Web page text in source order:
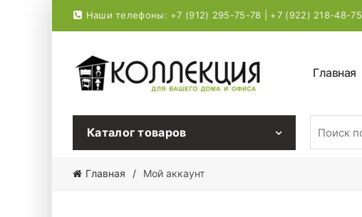
Наши телефоны: +7 (912) 295-75-78 | +7 (922) 218-48-75
Главная
Каталог товаров
Главная Мой аккаунт